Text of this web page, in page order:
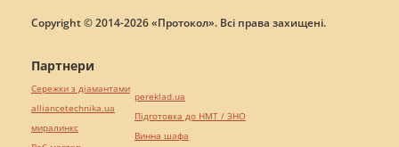
Copyright © 2014-2026 «Протокол». Всі права захищені.
Партнери
Сережки з діамантами
alliancetechnika.ua
миралинкс
pereklad.ua
Підготовка до НМТ / ЗНО
Винна шафа